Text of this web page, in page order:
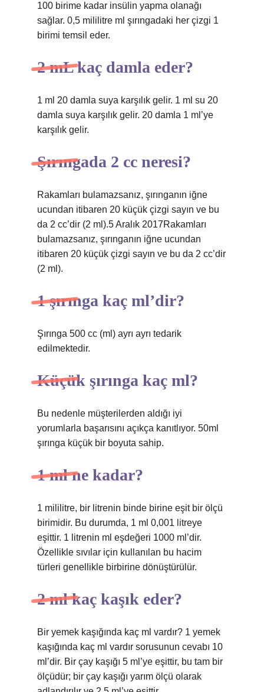
100 birime kadar insülin yapma olanağı
sağlar. 0,5 mililitre ml şırıngadaki her çizgi 1
birimi temsil eder.
2 mL kaç damla eder?
1 ml 20 damla suya karşılık gelir. 1 ml su 20
damla suya karşılık gelir. 20 damla 1 ml’ye
karşılık gelir.
Şırıngada 2 cc neresi?
Rakamları bulamazsanız, şırınganın iğne
ucundan itibaren 20 küçük çizgi sayın ve bu
da 2 cc’dir (2 ml).5 Aralık 2017Rakamları
bulamazsanız, şırınganın iğne ucundan
itibaren 20 küçük çizgi sayın ve bu da 2 cc’dir
(2 ml).
1 şırınga kaç ml’dir?
Şırınga 500 cc (ml) ayrı ayrı tedarik
edilmektedir.
Küçük şırınga kaç ml?
Bu nedenle müşterilerden aldığı iyi
yorumlarla başarısını açıkça kanıtlıyor. 50ml
şırınga küçük bir boyuta sahip.
1 ml ne kadar?
1 mililitre, bir litrenin binde birine eşit bir ölçü
birimidir. Bu durumda, 1 ml 0,001 litreye
eşittir. 1 litrenin ml eşdeğeri 1000 ml’dir.
Özellikle sıvılar için kullanılan bu hacim
türleri genellikle birbirine dönüştürülür.
2 ml kaç kaşık eder?
Bir yemek kaşığında kaç ml vardır? 1 yemek
kaşığında kaç ml vardır sorusunun cevabı 10
ml’dir. Bir çay kaşığı 5 ml’ye eşittir, bu tam bir
ölçüdür; bir çay kaşığı yarım ölçü olarak